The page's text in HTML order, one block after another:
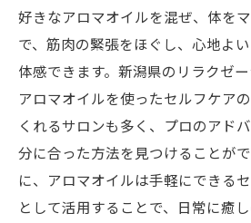
好きなアロマオイルを混ぜ、体を
で、筋肉の緊張をほぐし、心地よ
体感できます。新潟県のリラクゼー
アロマオイルを使ったセルフケア
くれるサロンも多く、プロのアド
分に合った方法を見つけることが
に、アロマオイルは手軽にできる
として活用することで、日常に癒